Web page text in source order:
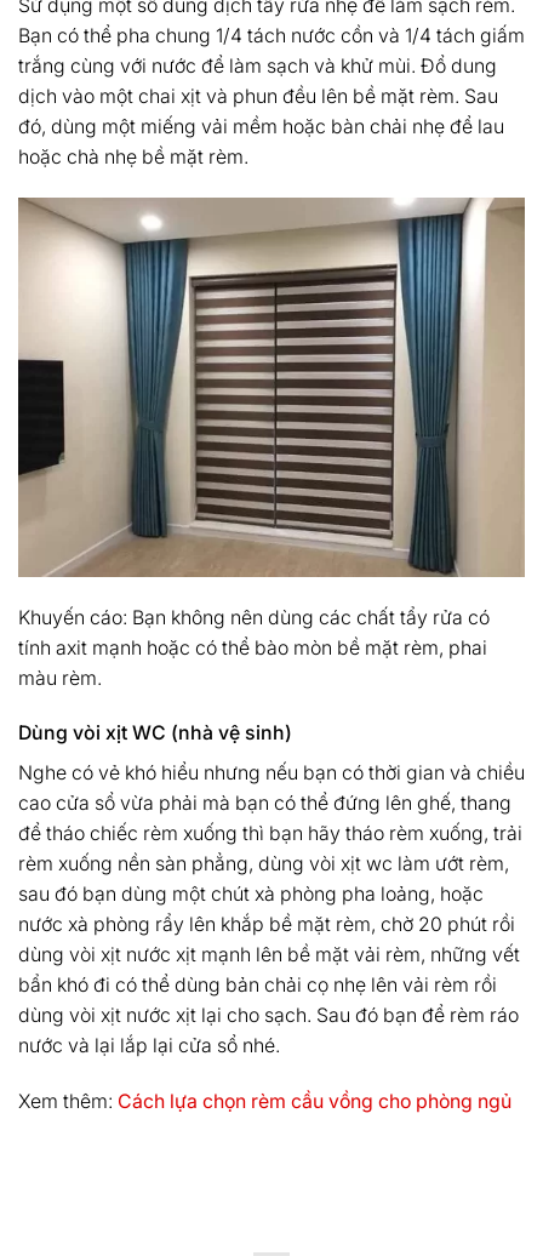
Sử dụng một số dung dịch tẩy rửa nhẹ để làm sạch rèm.
Bạn có thể pha chung 1/4 tách nước cồn và 1/4 tách giấm
trắng cùng với nước để làm sạch và khử mùi. Đổ dung
dịch vào một chai xịt và phun đều lên bề mặt rèm. Sau
đó, dùng một miếng vải mềm hoặc bàn chải nhẹ để lau
hoặc chà nhẹ bề mặt rèm.
Khuyến cáo: Bạn không nên dùng các chất tẩy rửa có
tính axit mạnh hoặc có thể bào mòn bề mặt rèm, phai
màu rèm.
Dùng vòi xịt WC (nhà vệ sinh)
Nghe có vẻ khó hiểu nhưng nếu bạn có thời gian và chiều
cao cửa sổ vừa phải mà bạn có thể đứng lên ghế, thang
để tháo chiếc rèm xuống thì bạn hãy tháo rèm xuống, trải
rèm xuống nền sàn phẳng, dùng vòi xịt wc làm ướt rèm,
sau đó bạn dùng một chút xà phòng pha loảng, hoặc
nước xà phòng rẩy lên khắp bề mặt rèm, chờ 20 phút rồi
dùng vòi xịt nước xịt mạnh lên bề mặt vải rèm, những vết
bẩn khó đi có thể dùng bản chải cọ nhẹ lên vải rèm rồi
dùng vòi xịt nước xịt lại cho sạch. Sau đó bạn để rèm ráo
nước và lại lắp lại cửa sổ nhé.
Xem thêm: Cách lựa chọn rèm cầu vồng cho phòng ngủ